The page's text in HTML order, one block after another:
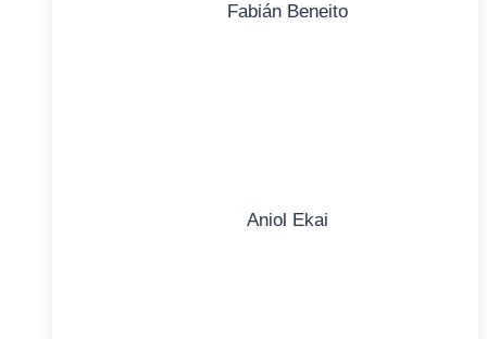
Fabián Beneito
Aniol Ekai